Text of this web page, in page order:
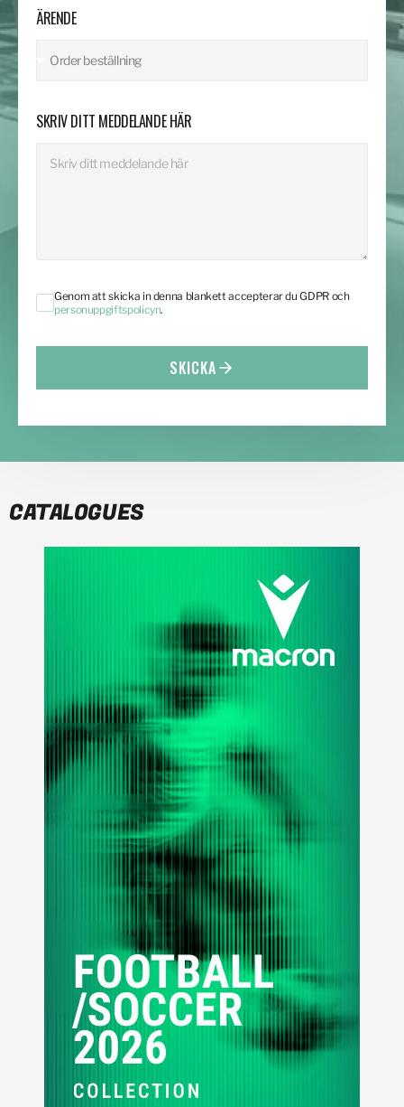
ÄRENDE
SKRIV DITT MEDDELANDE HÄR
Genom att skicka in denna blankett accepterar du GDPR och
personuppgiftspolicyn.
SKICKA
CATALOGUES